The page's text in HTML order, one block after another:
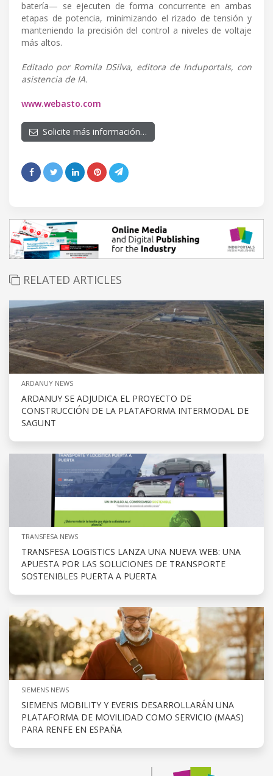
batería— se ejecuten de forma concurrente en ambas
etapas de potencia, minimizando el rizado de tensión y
manteniendo la precisión del control a niveles de voltaje
más altos.
Editado por Romila DSilva, editora de Induportals, con
asistencia de IA.
www.webasto.com
Solicite más información…
RELATED ARTICLES
ARDANUY NEWS
ARDANUY SE ADJUDICA EL PROYECTO DE
CONSTRUCCIÓN DE LA PLATAFORMA INTERMODAL DE
SAGUNT
TRANSFESA NEWS
TRANSFESA LOGISTICS LANZA UNA NUEVA WEB: UNA
APUESTA POR LAS SOLUCIONES DE TRANSPORTE
SOSTENIBLES PUERTA A PUERTA
SIEMENS NEWS
SIEMENS MOBILITY Y EVERIS DESARROLLARÁN UNA
PLATAFORMA DE MOVILIDAD COMO SERVICIO (MAAS)
PARA RENFE EN ESPAÑA